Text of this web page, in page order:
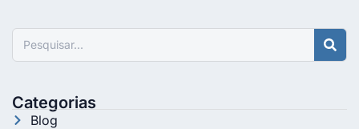
Pesquisar
Categorias
Blog